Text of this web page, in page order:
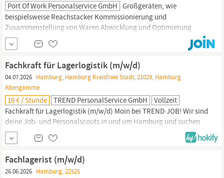
Port Of Work Personalservice GmbH Großgeräten, wie
beispielsweise Reachstacker Kommissionierung und
Zusammenstellung von Waren Abwicklung und Optimierung
logistischer Prozesse Erfassung und Dokumentation der Vorgänge
im Warenwirtschaftssystem Qualifikation Abgeschlossene
Fachkraft für Hafen- oder
Lagerlogistik oder eine vergleichbare Qualifikation
Fachkraft für Lagerlogistik (m/w/d)
04.07.2026 Hamburg, Hamburg Kreisfreie Stadt, 21029, Hamburg
Altengamme
18 € / Stunde TREND PersonalService GmbH
Vollzeit
Fachkraft für Lagerlogistik (m/w/d) Moin bei TREND·JOB! Wir sind
deine Job- und Personalscouts in und um Hamburg und suchen
dich ab sofort als Fachkraft für Lagerlogistik,
(m/w/d) in Vollzeit zum sofortigen Einsatz. ARBEITSZEITEN Mo.-
Fr. 06:00 bis 14:00 Uhr und Fr. 14:00 bis 22:00 Uhr im Wechsel WIR
BIETEN DIR 18 Euro...
Fachlagerist (m/w/d)
26.06.2026 Hamburg, 22525